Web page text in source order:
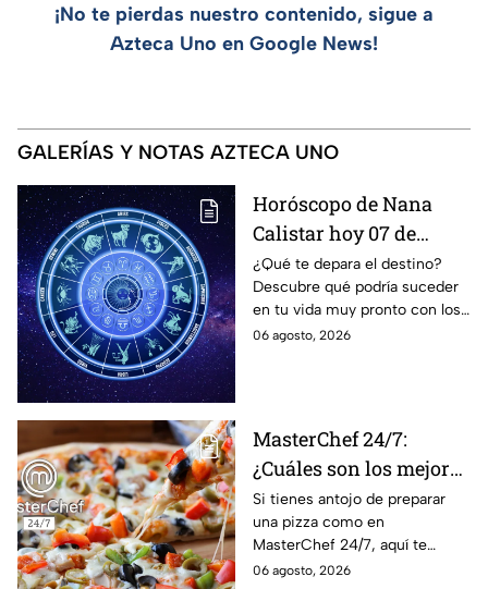
¡No te pierdas nuestro contenido, sigue a
Azteca Uno en Google News!
GALERÍAS Y NOTAS AZTECA UNO
Horóscopo de Nana
Calistar hoy 07 de
agosto; estos signos
podrían dejar de estar
solteros más pronto de
lo que imaginan y
¿Qué te depara el destino?
Descubre qué podría suceder
en tu vida muy pronto con los
horóscopos de Nana Calistar;
06 agosto, 2026
MasterChef 24/7:
¿Cuáles son los mejores
quesos para preparar
pizza en casa?
Si tienes antojo de preparar
una pizza como en
MasterChef 24/7, aquí te
contamos todo lo que debes
06 agosto, 2026